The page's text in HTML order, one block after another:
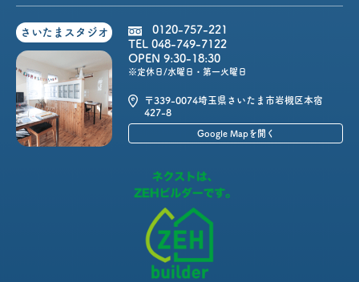
さいたまスタジオ
0120-757-221
TEL 048-749-7122
OPEN 9:30-18:30
※定休日/水曜日・第一火曜日
〒339-0074埼玉県さいたま市岩槻区本宿
427-8
Google Mapを開く